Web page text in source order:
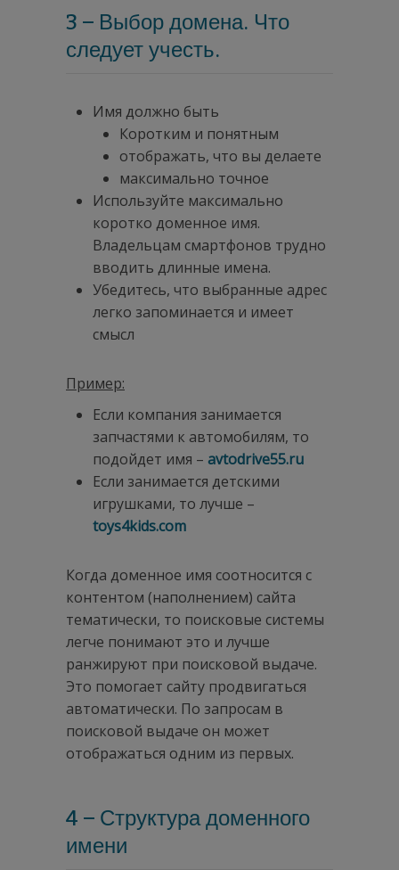
3 – Выбор домена. Что
следует учесть.
Имя должно быть
Коротким и понятным
отображать, что вы делаете
максимально точное
Используйте максимально
коротко доменное имя.
Владельцам смартфонов трудно
вводить длинные имена.
Убедитесь, что выбранные адрес
легко запоминается и имеет
смысл
Пример:
Если компания занимается
запчастями к автомобилям, то
подойдет имя – avtodrive55.ru
Если занимается детскими
игрушками, то лучше –
toys4kids.com
Когда доменное имя соотносится с
контентом (наполнением) сайта
тематически, то поисковые системы
легче понимают это и лучше
ранжируют при поисковой выдаче.
Это помогает сайту продвигаться
автоматически. По запросам в
поисковой выдаче он может
отображаться одним из первых.
4 – Структура доменного
имени